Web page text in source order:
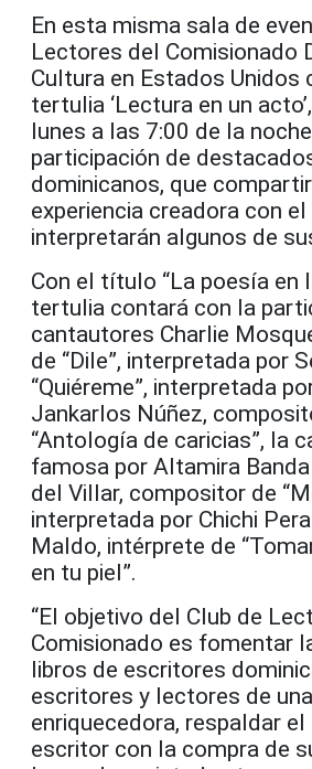
En esta misma sala de
Lectores del Comisionado
Cultura en Estados Unidos
tertulia ‘Lectura en un
lunes a las 7:00 de la
participación de
dominicanos, que
experiencia creadora con
interpretarán algunos de
Con el título “La poesía en
tertulia contará con la
cantautores Charlie
de “Dile”, interpretada por
“Quiéreme”, interpretada
Jankarlos Núñez,
“Antología de caricias”, la
famosa por Altamira
del Villar, compositor de
interpretada por Chichi
Maldo, intérprete de
en tu piel”.
“El objetivo del Club de
Comisionado es fomentar
libros de escritores
escritores y lectores de
enriquecedora, respaldar
escritor con la compra de